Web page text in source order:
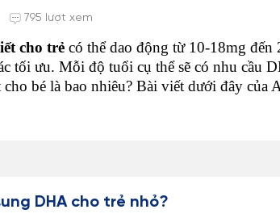
795 lượt xem
cho trẻ có thể dao động từ 10-18mg
tối ưu. Mỗi độ tuổi cụ thể sẽ có nhu cầu
bé là bao nhiêu? Bài viết dưới đây của
DHA cho trẻ nhỏ?